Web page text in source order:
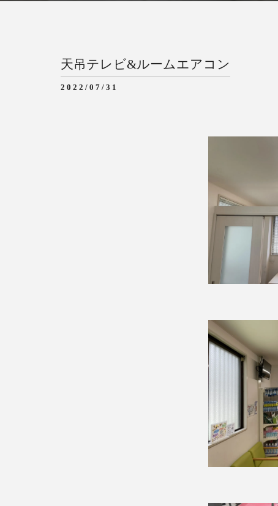
天吊テレビ&ルームエアコン
2022/07/31